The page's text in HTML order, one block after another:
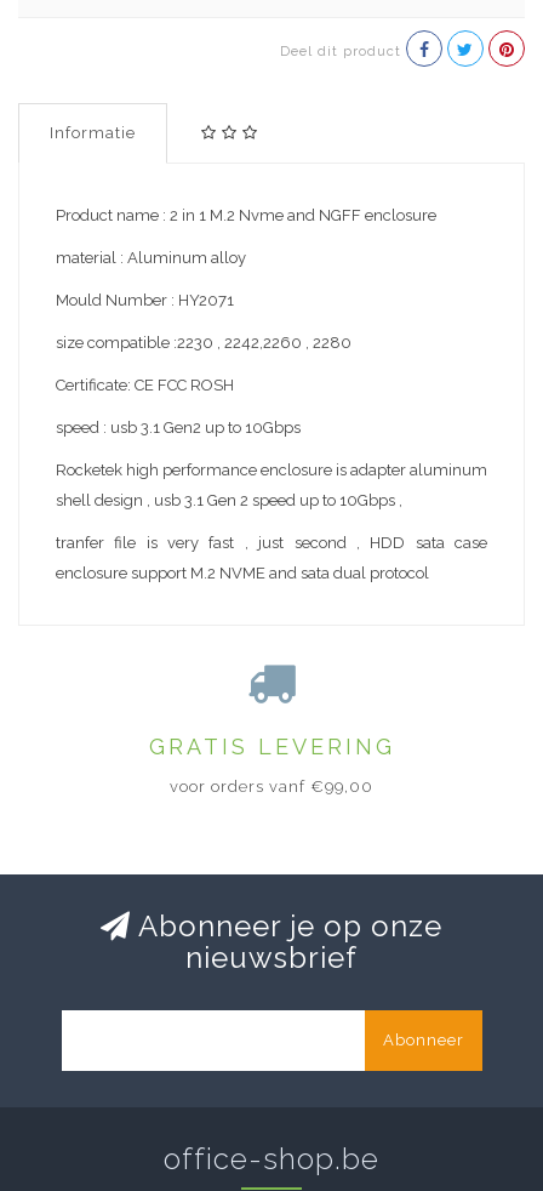
Deel dit product
Informatie
Product name : 2 in 1 M.2 Nvme and NGFF enclosure
material : Aluminum alloy
Mould Number : HY2071
size compatible :2230 , 2242,2260 , 2280
Certificate: CE FCC ROSH
speed : usb 3.1 Gen2 up to 10Gbps
Rocketek high performance enclosure is adapter aluminum
shell design , usb 3.1 Gen 2 speed up to 10Gbps ,
tranfer file is very fast , just second , HDD sata case
enclosure support M.2 NVME and sata dual protocol
GRATIS LEVERING
voor orders vanf €99,00
Abonneer je op onze
nieuwsbrief
Abonneer
office-shop.be